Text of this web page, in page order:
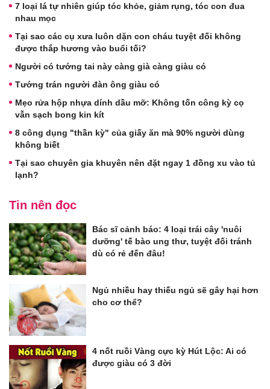
7 loại lá tự nhiên giúp tóc khỏe, giảm rụng, tóc con đua
nhau mọc
Tại sao các cụ xưa luôn dặn con cháu tuyệt đối không
được thắp hương vào buổi tối?
Người có tướng tai này càng già càng giàu có
Tướng trán người đàn ông giàu có
Mẹo rửa hộp nhựa dính dầu mỡ: Không tốn công kỳ cọ
vẫn sạch bong kin kít
8 công dụng "thần kỳ" của giấy ăn mà 90% người dùng
không biết
Tại sao chuyên gia khuyên nên đặt ngay 1 đồng xu vào tủ
lạnh?
Tin nên đọc
Bác sĩ cảnh báo: 4 loại trái cây 'nuôi
dưỡng' tế bào ung thư, tuyệt đối tránh
dù có rẻ đến đâu!
Ngủ nhiều hay thiếu ngủ sẽ gây hại hơn
cho cơ thể?
4 nốt ruồi Vàng cực kỳ Hút Lộc: Ai có
được giàu có 3 đời